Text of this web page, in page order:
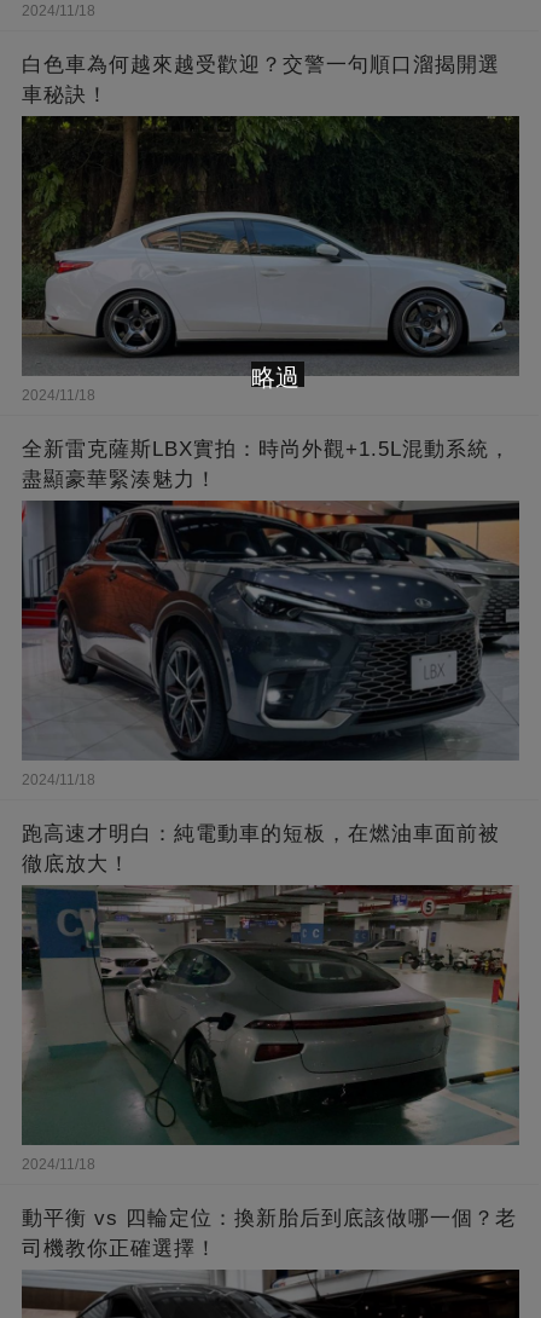
2024/11/18
白色車為何越來越受歡迎？交警一句順口溜揭開選
車秘訣！
2024/11/18
全新雷克薩斯LBX實拍：時尚外觀+1.5L混動系統，
盡顯豪華緊湊魅力！
2024/11/18
跑高速才明白：純電動車的短板，在燃油車面前被
徹底放大！
2024/11/18
動平衡 vs 四輪定位：換新胎后到底該做哪一個？老
司機教你正確選擇！
略過